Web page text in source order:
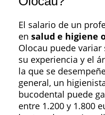
El salario de un
en salud e higiene
Olocau puede variar
su experiencia y el
la que se
general, un
bucodental puede
entre 1.200 y 1.800